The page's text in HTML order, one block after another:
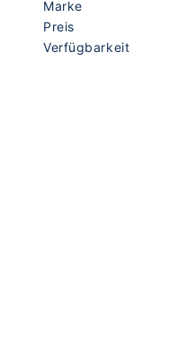
Marke
Preis
Verfügbarkeit